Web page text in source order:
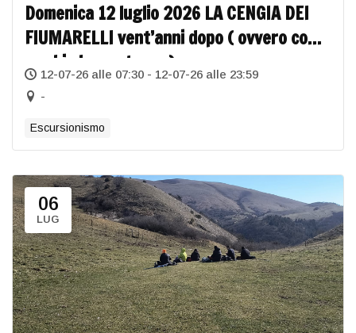
Domenica 12 luglio 2026 LA CENGIA DEI
FIUMARELLI vent’anni dopo ( ovvero come
cambia la montagna)
12-07-26 alle 07:30 - 12-07-26 alle 23:59
-
Escursionismo
06
LUG